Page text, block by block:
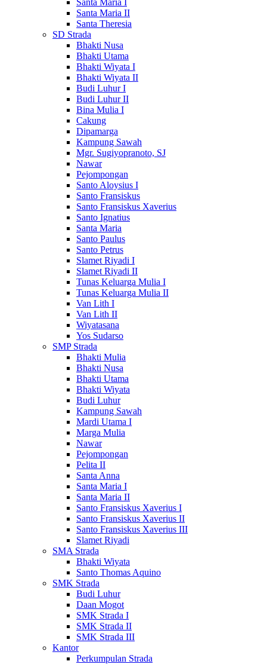
Santa Maria I
Santa Maria II
Santa Theresia
SD Strada
Bhakti Nusa
Bhakti Utama
Bhakti Wiyata I
Bhakti Wiyata II
Budi Luhur I
Budi Luhur II
Bina Mulia I
Cakung
Dipamarga
Kampung Sawah
Mgr. Sugiyopranoto, SJ
Nawar
Pejompongan
Santo Aloysius I
Santo Fransiskus
Santo Fransiskus Xaverius
Santo Ignatius
Santa Maria
Santo Paulus
Santo Petrus
Slamet Riyadi I
Slamet Riyadi II
Tunas Keluarga Mulia I
Tunas Keluarga Mulia II
Van Lith I
Van Lith II
Wiyatasana
Yos Sudarso
SMP Strada
Bhakti Mulia
Bhakti Nusa
Bhakti Utama
Bhakti Wiyata
Budi Luhur
Kampung Sawah
Mardi Utama I
Marga Mulia
Nawar
Pejompongan
Pelita II
Santa Anna
Santa Maria I
Santa Maria II
Santo Fransiskus Xaverius I
Santo Fransiskus Xaverius II
Santo Fransiskus Xaverius III
Slamet Riyadi
SMA Strada
Bhakti Wiyata
Santo Thomas Aquino
SMK Strada
Budi Luhur
Daan Mogot
SMK Strada I
SMK Strada II
SMK Strada III
Kantor
Perkumpulan Strada